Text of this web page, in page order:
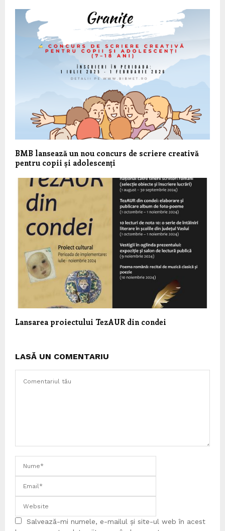
BMB lansează un nou concurs de scriere creativă
pentru copii și adolescenți
Lansarea proiectului TezAUR din condei
LASĂ UN COMENTARIU
Salvează-mi numele, e-mailul și site-ul web în acest